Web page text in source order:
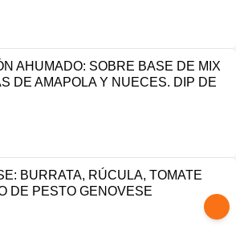
AHUMADO: SOBRE BASE DE MIX
DE AMAPOLA Y NUECES. DIP DE
BURRATA, RÚCULA, TOMATE
DE PESTO GENOVESE